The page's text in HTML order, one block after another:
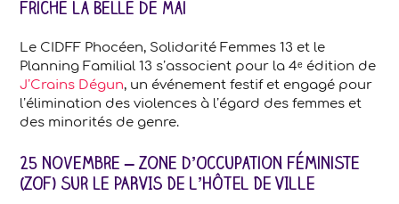
Friche la Belle de Mai
Le CIDFF Phocéen, Solidarité Femmes 13 et le
Planning Familial 13 s’associent pour la 4ᵉ édition de
J’Crains Dégun, un événement festif et engagé pour
l’élimination des violences à l’égard des femmes et
des minorités de genre.
25 novembre – Zone d’Occupation Féministe
(ZOF) sur le PARVIS DE L’HÔTEL DE VILLE